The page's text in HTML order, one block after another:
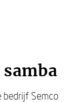
bedrijf Semco